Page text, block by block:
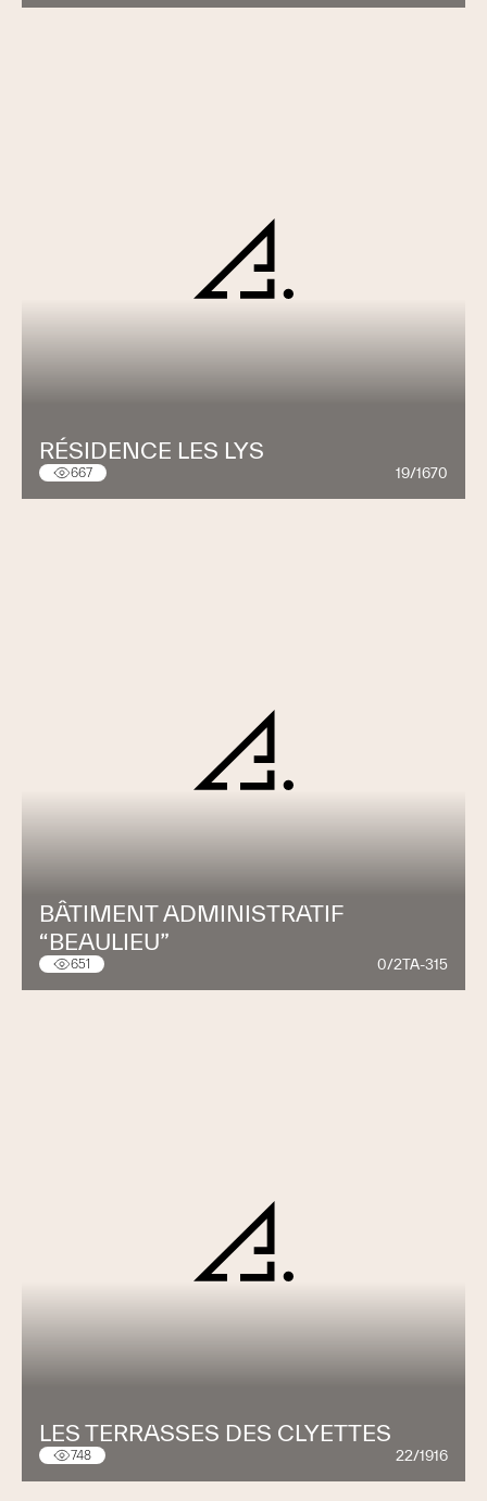
RÉSIDENCE LES LYS
667 19/1670
BÂTIMENT ADMINISTRATIF
“BEAULIEU”
651 0/2TA-315
LES TERRASSES DES CLYETTES
748 22/1916